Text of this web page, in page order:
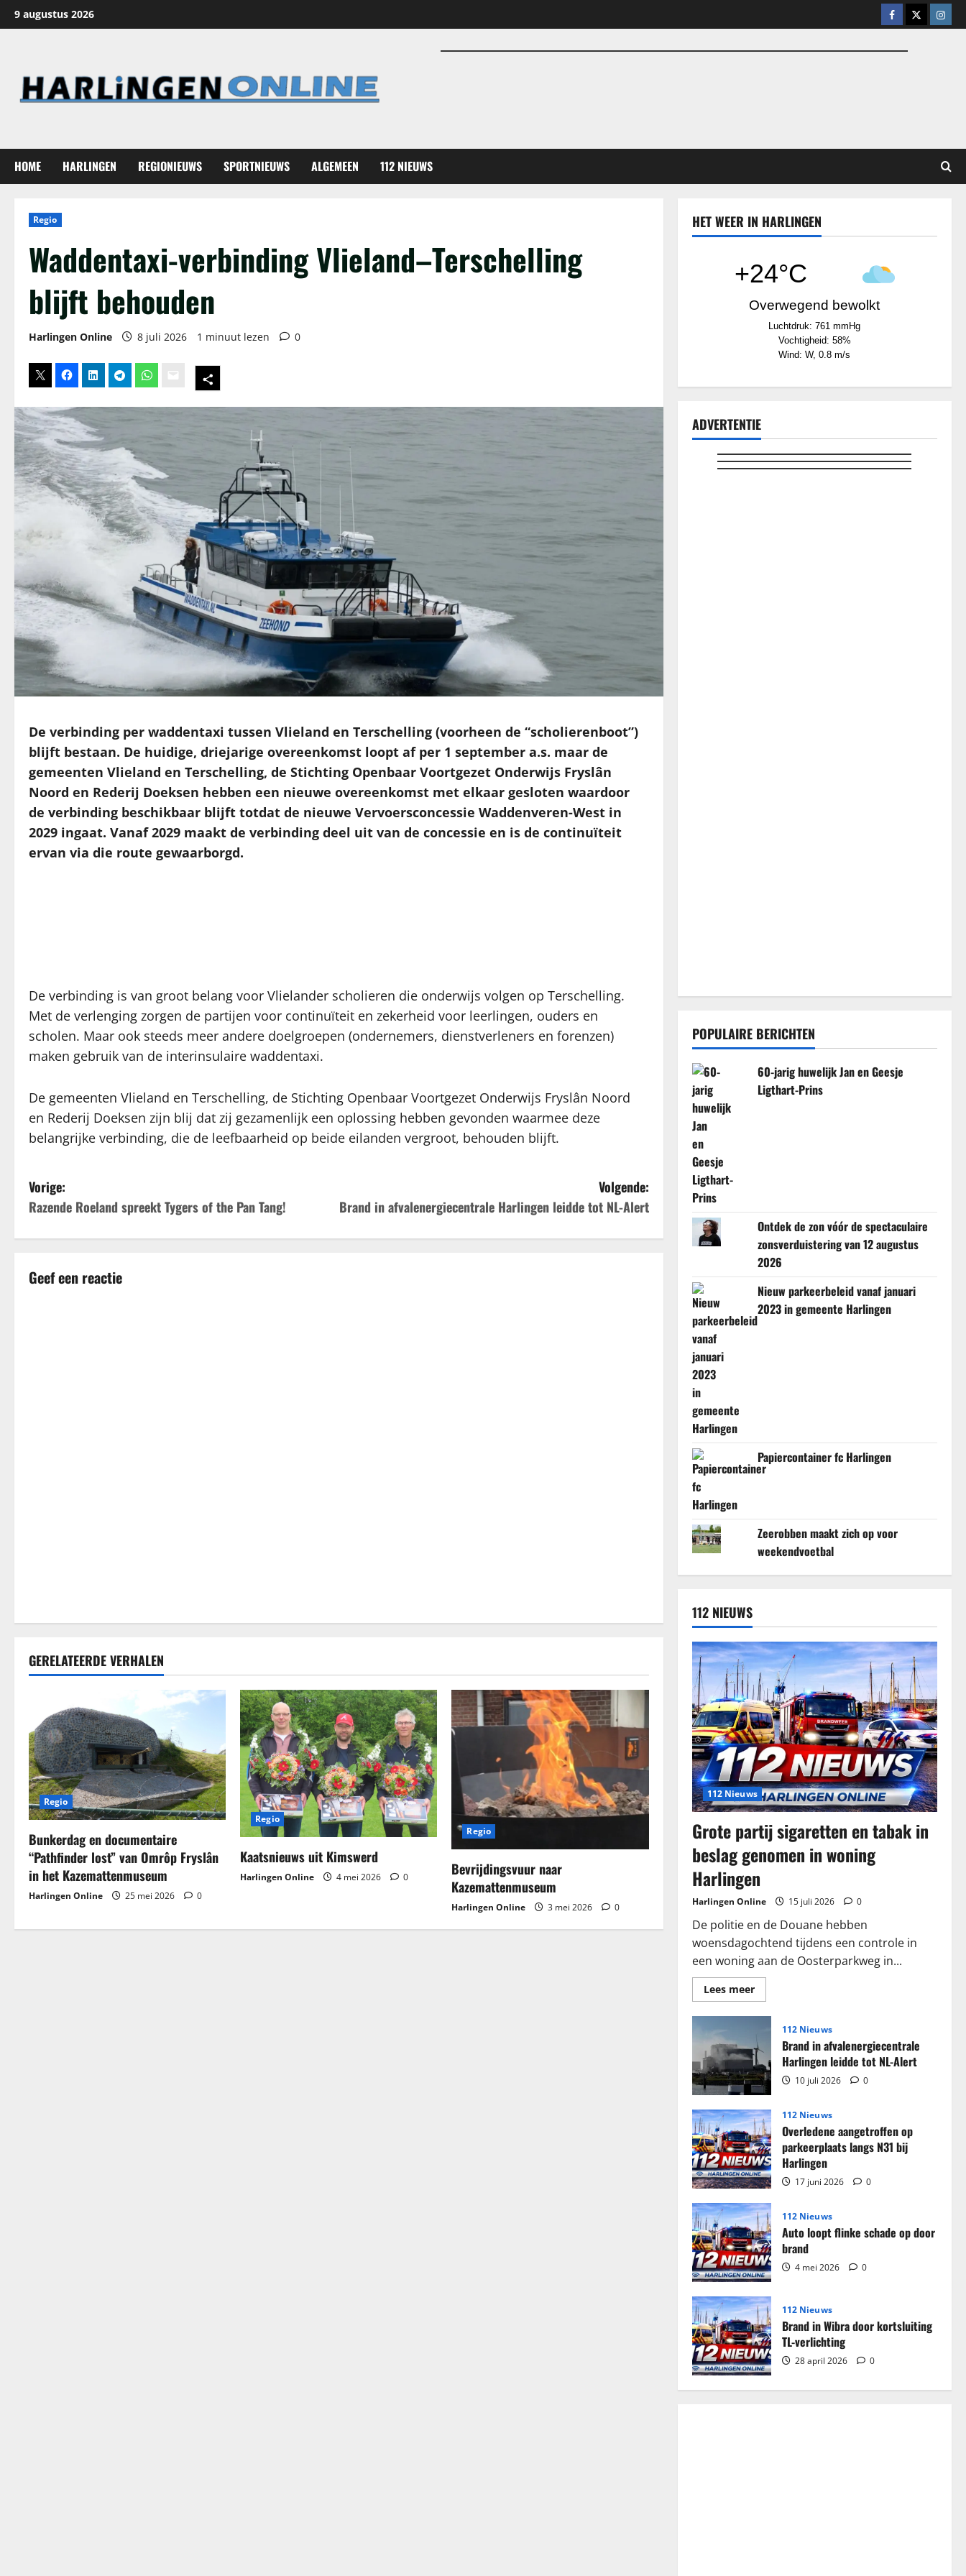
naar
9 augustus 2026 Facebook
X
HOME HARLINGEN REGIONIEUWS SPORTNIEUWS ALGEMEEN 112 NIEUWS
Regio
Waddentaxi-verbinding Vlieland–Terschelling
blijft behouden
Harlingen Online 8 juli 2026 1 minuut lezen 0
De verbinding per waddentaxi tussen Vlieland en Terschelling (voorheen de “scholierenboot”)
blijft bestaan. De huidige, driejarige overeenkomst loopt af per 1 september a.s. maar de
gemeenten Vlieland en Terschelling, de Stichting Openbaar Voortgezet Onderwijs Fryslân
Noord en Rederij Doeksen hebben een nieuwe overeenkomst met elkaar gesloten waardoor
de verbinding beschikbaar blijft totdat de nieuwe Vervoersconcessie Waddenveren-West in
2029 ingaat. Vanaf 2029 maakt de verbinding deel uit van de concessie en is de continuïteit
ervan via die route gewaarborgd.
De verbinding is van groot belang voor Vlielander scholieren die onderwijs volgen op Terschelling.
Met de verlenging zorgen de partijen voor continuïteit en zekerheid voor leerlingen, ouders en
scholen. Maar ook steeds meer andere doelgroepen (ondernemers, dienstverleners en forenzen)
maken gebruik van de interinsulaire waddentaxi.
De gemeenten Vlieland en Terschelling, de Stichting Openbaar Voortgezet Onderwijs Fryslân Noord
en Rederij Doeksen zijn blij dat zij gezamenlijk een oplossing hebben gevonden waarmee deze
belangrijke verbinding, die de leefbaarheid op beide eilanden vergroot, behouden blijft.
B
e
r
i
Vorige:
Razende Roeland spreekt Tygers of the Pan Tang!
Volgende:
Brand in afvalenergiecentrale Harlingen leidde tot NL-Alert
Geef een reactie
GERELATEERDE VERHALEN
Regio
Bunkerdag en documentaire
“Pathfinder lost” van Omrôp Fryslân
in het Kazemattenmuseum
Harlingen Online 25 mei 2026 0
Regio
Kaatsnieuws​ uit Kimswerd
Harlingen Online 4 mei 2026 0
Regio
Bevrijdingsvuur naar
Kazemattenmuseum
Harlingen Online 3 mei 2026 0
HET WEER IN HARLINGEN
+24°C
Overwegend bewolkt
Luchtdruk: 761 mmHg
Vochtigheid: 58%
Wind: W, 0.8 m/s
ADVERTENTIE
POPULAIRE BERICHTEN
60-jarig huwelijk Jan en Geesje
Ligthart-Prins
Ontdek de zon vóór de spectaculaire
zonsverduistering van 12 augustus
2026
Nieuw parkeerbeleid vanaf januari
2023 in gemeente Harlingen
Papiercontainer fc Harlingen
Zeerobben maakt zich op voor
weekendvoetbal
112 NIEUWS
112 Nieuws
Grote partij sigaretten en tabak in
beslag genomen in woning
Harlingen
Harlingen Online 15 juli 2026 0
De politie en de Douane hebben
woensdagochtend tijdens een controle in
een woning aan de Oosterparkweg in...
Lees meerLees
meer
Grote
sigaretten
en
tabak
in
beslag
genomen
in
woning
Harlingen
112 Nieuws
Brand in afvalenergiecentrale
Harlingen leidde tot NL-Alert
10 juli 2026 0
112 Nieuws
Overledene aangetroffen op
parkeerplaats langs N31 bij
Harlingen
17 juni 2026 0
112 Nieuws
Auto loopt flinke schade op door
brand
4 mei 2026 0
112 Nieuws
Brand in Wibra door kortsluiting
TL-verlichting
28 april 2026 0